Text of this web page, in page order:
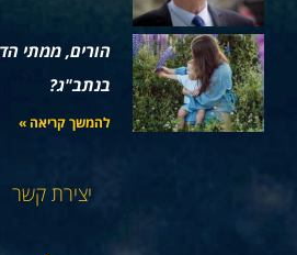
הורים, ממתי
בנתב"ג?
להמשך קריאה »
יצירת קשר